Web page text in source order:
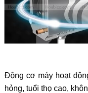
Động cơ máy hoạt
hỏng, tuổi thọ cao,